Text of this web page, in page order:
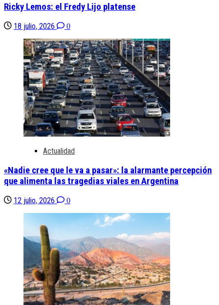
Ricky Lemos: el Fredy Lijo platense
18 julio, 2026 0
Actualidad
«Nadie cree que le va a pasar»: la alarmante percepción
que alimenta las tragedias viales en Argentina
12 julio, 2026 0